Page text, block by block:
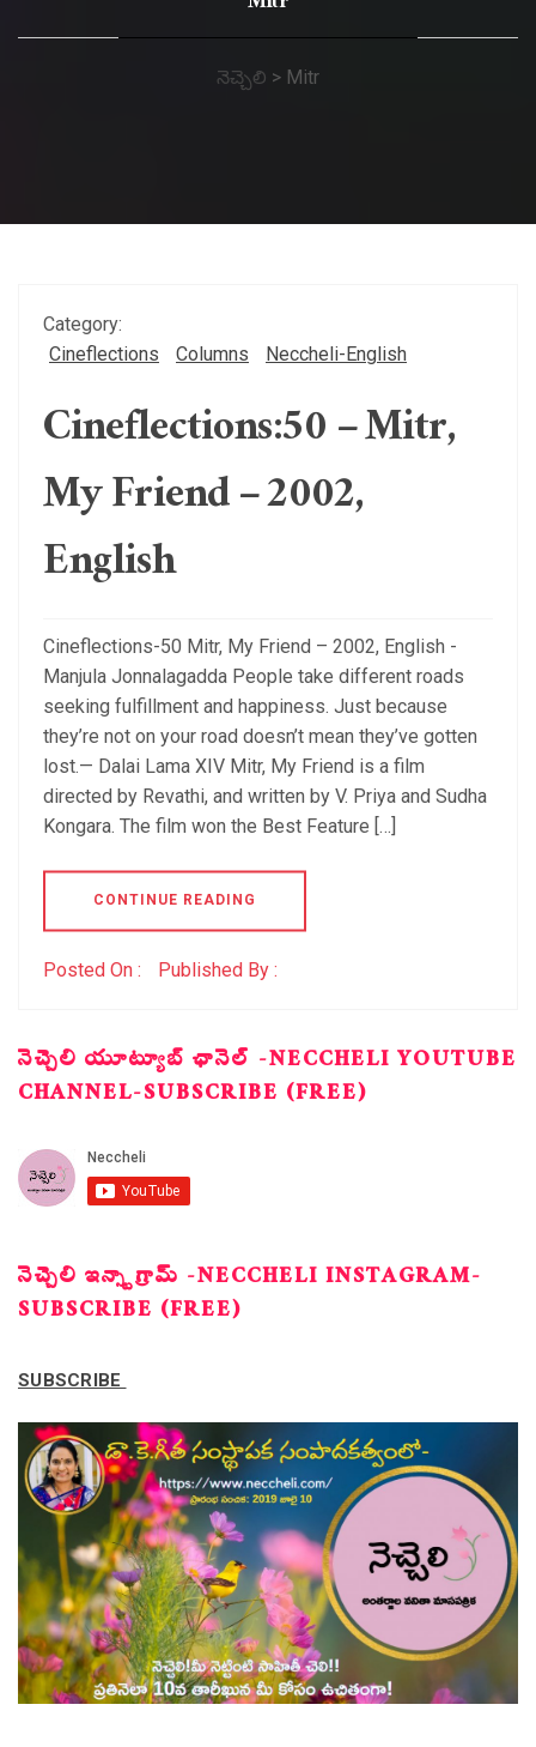
నెచ్చెలి > Mitr
Category:
Cineflections
Columns Neccheli-English
Cineflections:50 – Mitr,
My Friend – 2002,
English
Cineflections-50 Mitr, My Friend – 2002, English -
Manjula Jonnalagadda People take different roads
seeking fulfillment and happiness. Just because
they’re not on your road doesn’t mean they’ve gotten
lost.— Dalai Lama XIV Mitr, My Friend is a film
directed by Revathi, and written by V. Priya and Sudha
Kongara. The film won the Best Feature […]
CONTINUE READING
Posted On : Published By :
నెచ్చెలి యూట్యూబ్ ఛానెల్ -NECCHELI YOUTUBE
CHANNEL-SUBSCRIBE (FREE)
నెచ్చెలి ఇన్స్టాగ్రామ్ -NECCHELI INSTAGRAM-
SUBSCRIBE (FREE)
SUBSCRIBE